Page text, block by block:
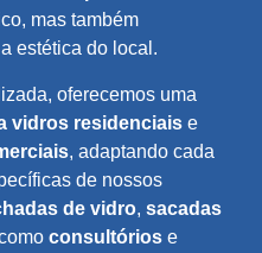
mas também
estética do local.
oferecemos uma
vidros residenciais e
, adaptando cada
de nossos
de vidro, sacadas
consultórios e